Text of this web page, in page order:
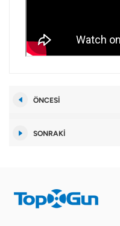
ÖNCESI
SONRAKI